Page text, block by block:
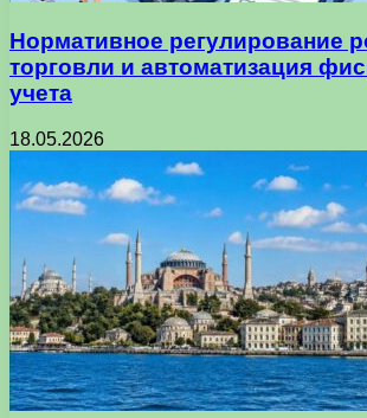
Нормативное регулирование
торговли и автоматизация
учета
18.05.2026